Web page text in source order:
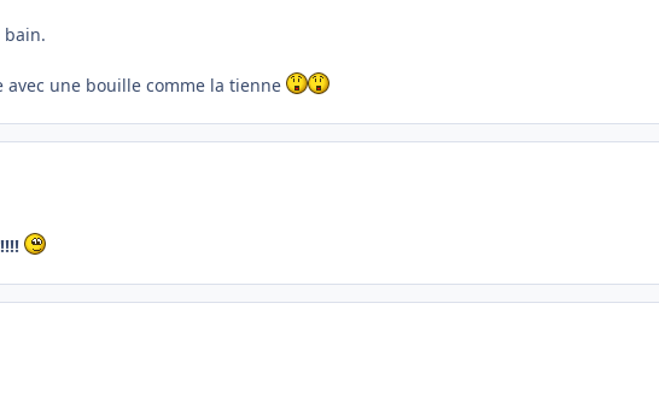
une bouille comme la tienne